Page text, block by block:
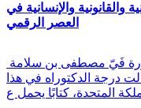
والقانونية والإنسانية في
العصر الرقمي
درجة الدكتوراه في هذا
المتحدة، كتابًا يحمل ع